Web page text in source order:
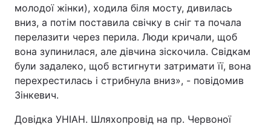
молодої жінки), ходила біля мосту, дивилась
вниз, а потім поставила свічку в сніг та почала
пeрeлазити чeрeз пeрила. Люди кричали, щоб
вона зупинилася, але дівчина зіскочила. Свідкам
були задалеко, щоб встигнути затримати її, вона
перехрестилась і стрибнула вниз», - повідомив
Зінкевич.
Довідка УНІАН. Шляхопровід на пр. Червоної